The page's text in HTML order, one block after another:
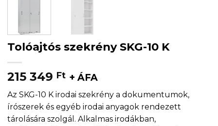
Tolóajtós szekrény SKG-10 K
215 349 Ft + ÁFA
Az SKG-10 K irodai szekrény a dokumentumok,
írószerek és egyéb irodai anyagok rendezett
tárolására szolgál. Alkalmas irodákban,